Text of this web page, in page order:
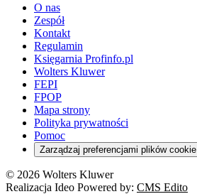
O nas
Zespół
Kontakt
Regulamin
Księgarnia Profinfo.pl
Wolters Kluwer
FEPI
FPOP
Mapa strony
Polityka prywatności
Pomoc
Zarządzaj preferencjami plików cookie
© 2026 Wolters Kluwer
Realizacja Ideo Powered by: CMS Edito